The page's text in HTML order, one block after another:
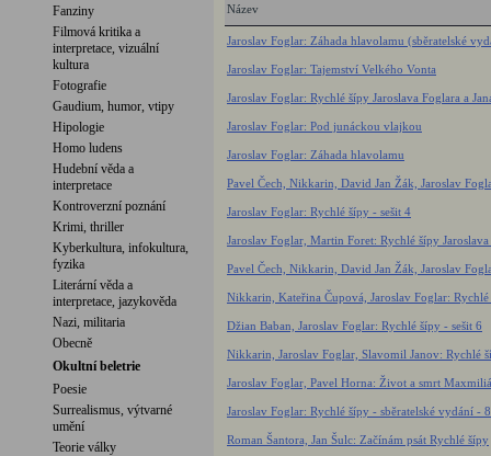
Fanziny
Filmová kritika a
interpretace, vizuální
kultura
Fotografie
Gaudium, humor, vtipy
Hipologie
Homo ludens
Hudební věda a
interpretace
Kontroverzní poznání
Krimi, thriller
Kyberkultura, infokultura,
fyzika
Literární věda a
interpretace, jazykověda
Nazi, militaria
Obecně
Okultní beletrie
Poesie
Surrealismus, výtvarné
umění
Teorie války
Název
Jaroslav Foglar: Záhada hlavolamu (sběratelské
Jaroslav Foglar: Tajemství Velkého Vonta
Jaroslav Foglar: Rychlé šípy Jaroslava Foglara a
Jaroslav Foglar: Pod junáckou vlajkou
Jaroslav Foglar: Záhada hlavolamu
Pavel Čech, Nikkarin, David Jan Žák, Jaroslav
Jaroslav Foglar: Rychlé šípy - sešit 4
Jaroslav Foglar, Martin Foret: Rychlé šípy
Pavel Čech, Nikkarin, David Jan Žák, Jaroslav
Nikkarin, Kateřina Čupová, Jaroslav Foglar: Rychlé
Džian Baban, Jaroslav Foglar: Rychlé šípy - sešit 6
Nikkarin, Jaroslav Foglar, Slavomil Janov: Rychlé
Jaroslav Foglar, Pavel Horna: Život a smrt
Jaroslav Foglar: Rychlé šípy - sběratelské vydání -
Roman Šantora, Jan Šulc: Začínám psát Rychlé šípy